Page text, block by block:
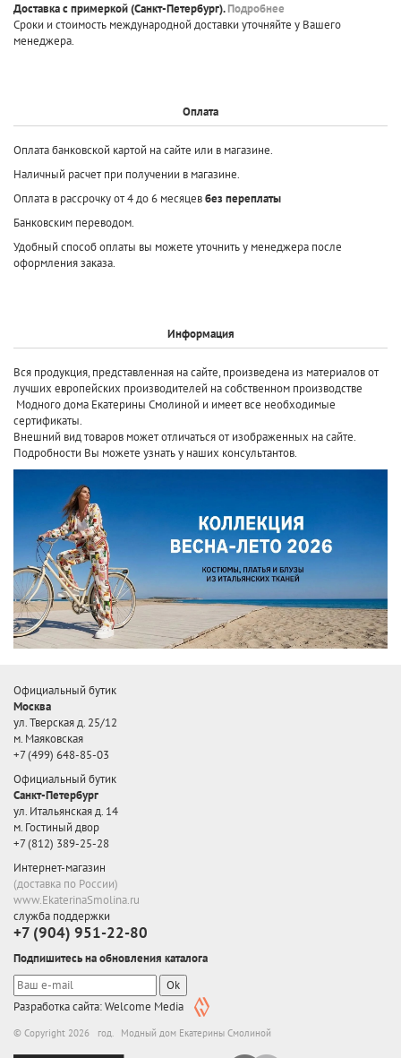
Доставка с примеркой(Санкт-Петербург).Подробнее
Сроки и стоимость международной доставки уточняйте у Вашего
менеджера.
Оплата
Оплата банковской картой на сайте или в магазине.
Наличный расчет при получении в магазине.
Оплата в рассрочку от 4 до 6 месяцевбез переплаты
Банковским переводом.
Удобный способ оплаты вы можете уточнить у менеджера после
оформления заказа.
Информация
Вся продукция, представленная на сайте, произведена из материалов от
лучших европейских производителей на собственном производстве
Модного дома Екатерины Смолиной и имеет все необходимые
сертификаты.
Внешний вид товаров может отличаться от изображенных на сайте.
Подробности Вы можете узнать у наших консультантов.
Официальный бутик
Москва
ул. Тверская д. 25/12
м. Маяковская
+7 (499) 648-85-03
Официальный бутик
Санкт-Петербург
ул. Итальянская д. 14
м. Гостиный двор
+7 (812) 389-25-28
Интернет-магазин
(доставка по России)
www.EkaterinaSmolina.ru
служба поддержки
+7 (904) 951-22-80
Подпишитесь на обновления каталога
Ok
Разработка сайта: Welcome Media
© Copyright 2026 год. Модный дом Екатерины Смолиной